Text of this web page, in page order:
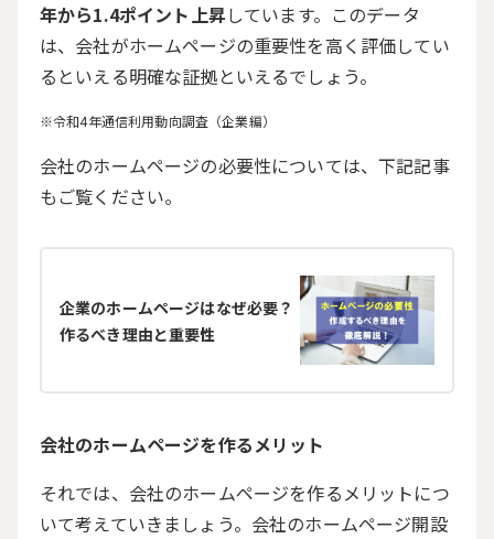
年から1.4ポイント上昇しています。このデータ
は、会社がホームページの重要性を高く評価してい
るといえる明確な証拠といえるでしょう。
令和4年通信利用動向調査（企業編）
会社のホームページの必要性については、下記記事
もご覧ください。
企業のホームページはなぜ必要？
作るべき理由と重要性
会社のホームページを作るメリット
それでは、会社のホームページを作るメリットにつ
いて考えていきましょう。会社のホームページ開設